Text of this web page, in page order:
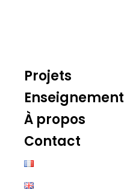
Projets
Enseignement
À propos
Contact